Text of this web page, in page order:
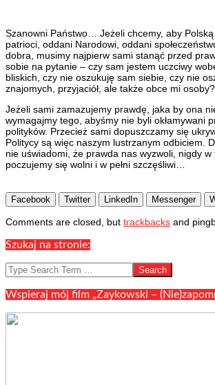
Szanowni Państwo… Jeżeli chcemy, aby
patrioci, oddani Narodowi, oddani
dobra, musimy najpierw sami stanąć przed
sobie na pytanie – czy sam jestem uczciwy
bliskich, czy nie oszukuję sam siebie, czy nie
znajomych, przyjaciół, ale także obce mi osoby?
Jeżeli sami zamazujemy prawdę, jaka by ona
wymagajmy tego, abyśmy nie byli okłamywani
polityków. Przecież sami dopuszczamy się
Politycy są więc naszym lustrzanym odbiciem.
nie uświadomi, że prawda nas wyzwoli, nigdy w
poczujemy się wolni i w pełni szczęśliwi…
Facebook Twitter LinkedIn Messenger
04-
20
Comments are closed, but trackbacks and
Szukaj na stronie:
Search
Wspieraj mój film „Zaykowski –